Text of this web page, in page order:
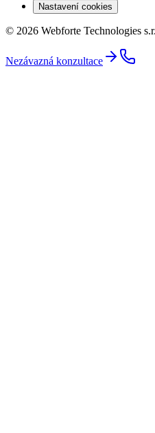
Nastavení cookies
© 2026 Webforte Technologies
Nezávazná konzultace